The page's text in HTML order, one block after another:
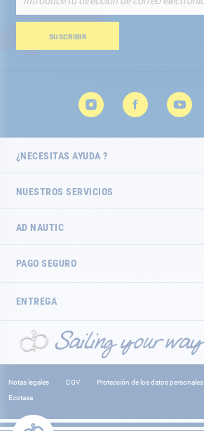
nuestro
de
SUSCRIBIR
¿NECESITAS AYUDA ?
NUESTROS SERVICIOS
AD NAUTIC
PAGO SEGURO
ENTREGA
Notas legales CGV Protección de los datos personales
Ecotasa